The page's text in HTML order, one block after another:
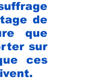
de
que
sur
ces